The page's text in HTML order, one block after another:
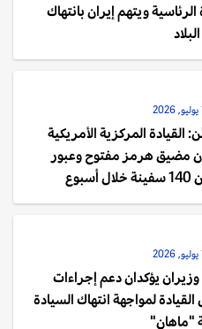
الرئاسية ويتهم إيران بانتهاك
القيادة المركزية الأمريكية
مضيق هرمز مفتوح وعبور
وزيران يؤكدان دعم إجراءات
لمواجهة انتهاك السيادة
"ماهان"